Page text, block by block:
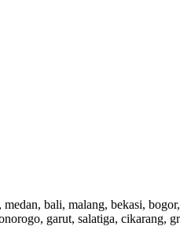
bali, malang, bekasi,
garut, salatiga,